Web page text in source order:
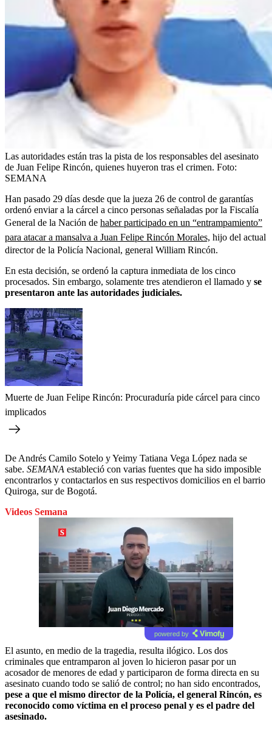
Las autoridades están tras la pista de los responsables del asesinato
de Juan Felipe Rincón, quienes huyeron tras el crimen. Foto:
SEMANA
Han pasado 29 días desde que la jueza 26 de control de garantías
ordenó enviar a la cárcel a cinco personas señaladas por la Fiscalía
General de la Nación de haber participado en un “entrampamiento”
para atacar a mansalva a Juan Felipe Rincón Morales, hijo del actual
director de la Policía Nacional, general William Rincón.
En esta decisión, se ordenó la captura inmediata de los cinco
procesados. Sin embargo, solamente tres atendieron el llamado y se
presentaron ante las autoridades judiciales.
Muerte de Juan Felipe Rincón: Procuraduría pide cárcel para cinco
implicados
De Andrés Camilo Sotelo y Yeimy Tatiana Vega López nada se
sabe. SEMANA estableció con varias fuentes que ha sido imposible
encontrarlos y contactarlos en sus respectivos domicilios en el barrio
Quiroga, sur de Bogotá.
Videos Semana
powered by
El asunto, en medio de la tragedia, resulta ilógico. Los dos
criminales que entramparon al joven lo hicieron pasar por un
acosador de menores de edad y participaron de forma directa en su
asesinato cuando todo se salió de control; no han sido encontrados,
pese a que el mismo director de la Policía, el general Rincón, es
reconocido como víctima en el proceso penal y es el padre del
asesinado.